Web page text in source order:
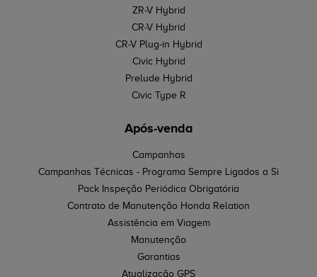
ZR-V Hybrid
CR-V Hybrid
CR-V Plug-in Hybrid
Civic Hybrid
Prelude Hybrid
Civic Type R
Após-venda
Campanhas
Campanhas Técnicas - Programa Sempre Ligados a Si
Pack Inspeção Periódica Obrigatória
Contrato de Manutenção Honda Relation
Assistência em Viagem
Manutenção
Garantias
Atualização GPS